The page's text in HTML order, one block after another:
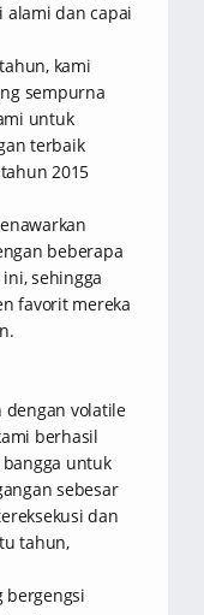
alami dan capai
kami
sempurna
untuk
terbaik
2015
beberapa
sehingga
favorit mereka
dengan volatile
berhasil
untuk
sebesar
dan
tahun,
bergengsi